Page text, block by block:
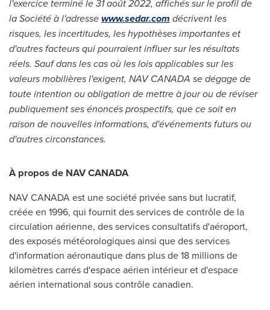
l'exercice terminé le 31 août 2022, affichés sur le profil de
la Société à l'adressewww.sedar.com décrivent les
risques, les incertitudes, les hypothèses importantes et
d'autres facteurs qui pourraient influer sur les résultats
réels. Sauf dans les cas où les lois applicables sur les
valeurs mobilières l'exigent, NAV CANADA se dégage de
toute intention ou obligation de mettre à jour ou de réviser
publiquement ses énoncés prospectifs, que ce soit en
raison de nouvelles informations, d'événements futurs ou
d'autres circonstances.
À propos de NAV CANADA
NAV CANADA est une société privée sans but lucratif,
créée en 1996, qui fournit des services de contrôle de la
circulation aérienne, des services consultatifs d'aéroport,
des exposés météorologiques ainsi que des services
d'information aéronautique dans plus de 18 millions de
kilomètres carrés d'espace aérien intérieur et d'espace
aérien international sous contrôle canadien.